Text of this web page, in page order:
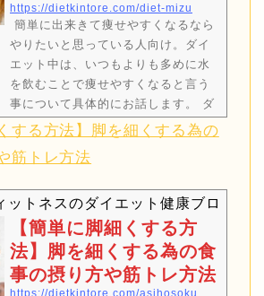
https://dietkintore.com/diet-mizu
簡単に出来きて痩せやすくなるなら
やりたいと思っている人向け。ダイ
エット中は、いつもよりも多めに水
を飲むことで痩せやすくなると言う
事について具体的にお話します。 ダ
イエットの時は水をいっぱい飲んだ
かしら？私、水をたくさん飲んだら
本当に水をたくさん飲んだら痩せる
の..？そんな疑問にお答えします！
私は、ダイエットの時にとにかくた
くさん水を飲むようにしたらダイエ
ットに成功出来たわよ！※この記事
する方法】脚を細くする為の
筋トレ方法
ットネスのダイエット健康ブログ
【簡単に脚細くする方
法】脚を細くする為の食
事の摂り方や筋トレ方法
https://dietkintore.com/asihosoku